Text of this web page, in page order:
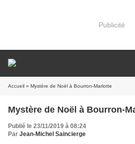
Publicité
Accueil » Mystère de Noël à Bourron-Marlotte
Mystère de Noël à Bourron-
Publié le 23/11/2019 à 08:24
Par Jean-Michel Saincierge